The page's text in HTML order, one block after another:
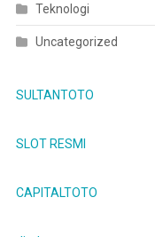
Teknologi
Uncategorized
SULTANTOTO
SLOT RESMI
CAPITALTOTO